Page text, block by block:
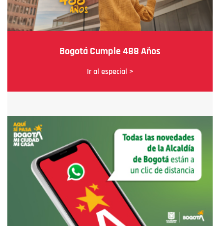
Bogotá Cumple 488 Años
Ir al especial >